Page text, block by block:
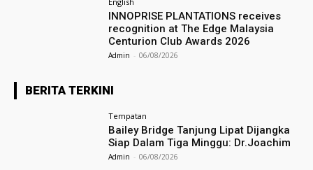
INNOPRISE PLANTATIONS receives
recognition at The Edge Malaysia
Centurion Club Awards 2026
Admin - 06/08/2026
BERITA TERKINI
Tempatan
Bailey Bridge Tanjung Lipat Dijangka
Siap Dalam Tiga Minggu: Dr.Joachim
Admin - 06/08/2026